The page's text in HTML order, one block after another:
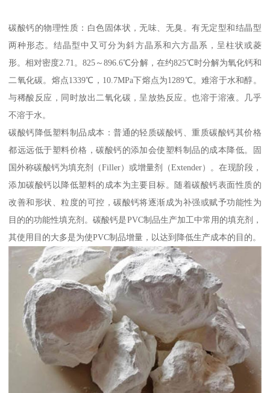
碳酸钙的物理性质：白色固体状，无味、无臭。有无定型和结晶型
两种形态。结晶型中又可分为斜方晶系和六方晶系，呈柱状或菱
形。相对密度2.71。825～896.6℃分解，在约825℃时分解为氧化钙和
二氧化碳。熔点1339℃，10.7MPa下熔点为1289℃。难溶于水和醇。
与稀酸反应，同时放出二氧化碳，呈放热反应。也溶于溶液。几乎
不溶于水。
碳酸钙降低塑料制品成本：普通的轻质碳酸钙、重质碳酸钙其价格
都远远低于塑料价格，碳酸钙的添加会使塑料制品的成本降低。固
国外称碳酸钙为填充剂（Filler）或增量剂（Extender）。在现阶段，
添加碳酸钙以降低塑料的成本为主要目标。随着碳酸钙表面性质的
改善和形状、粒度的可控，碳酸钙将逐渐成为补强或赋予功能性为
目的的功能性填充剂。碳酸钙是PVC制品生产加工中常用的填充剂，
其使用目的大多是为使PVC制品增量，以达到降低生产成本的目的。